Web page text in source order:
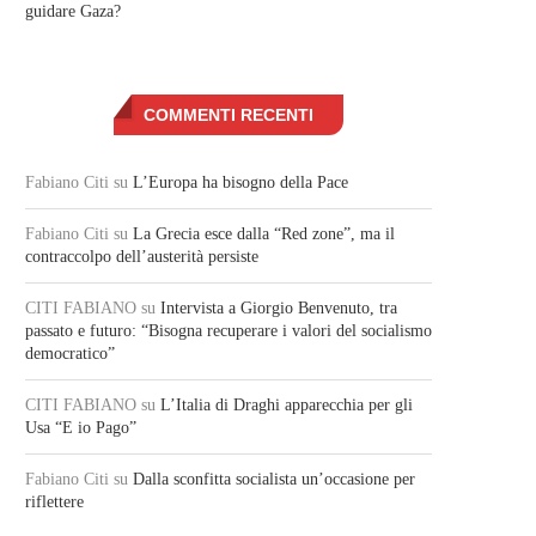
guidare Gaza?
COMMENTI RECENTI
Fabiano Citi su L’Europa ha bisogno della Pace
Fabiano Citi su La Grecia esce dalla “Red zone”, ma il
contraccolpo dell’austerità persiste
CITI FABIANO su Intervista a Giorgio Benvenuto, tra
passato e futuro: “Bisogna recuperare i valori del socialismo
democratico”
CITI FABIANO su L’Italia di Draghi apparecchia per gli
Usa “E io Pago”
Fabiano Citi su Dalla sconfitta socialista un’occasione per
riflettere